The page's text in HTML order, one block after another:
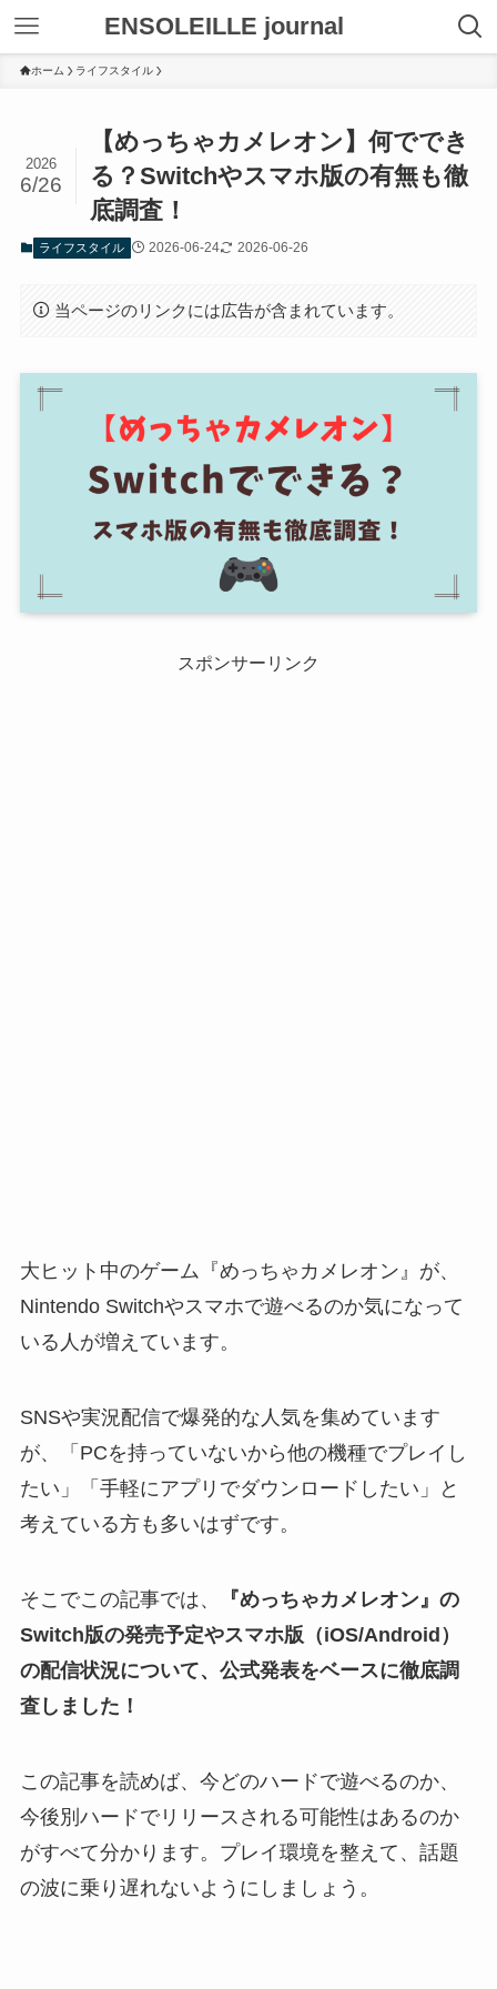
ENSOLEILLE journal
ホーム ライフスタイル
【めっちゃカメレオン】何ででき
る？Switchやスマホ版の有無も徹
底調査！
2026
6/26
ライフスタイル 2026-06-24 2026-06-26
当ページのリンクには広告が含まれています。
スポンサーリンク
大ヒット中のゲーム『めっちゃカメレオン』が、
Nintendo Switchやスマホで遊べるのか気になって
いる人が増えています。
SNSや実況配信で爆発的な人気を集めています
が、「PCを持っていないから他の機種でプレイし
たい」「手軽にアプリでダウンロードしたい」と
考えている方も多いはずです。
そこでこの記事では、
『めっちゃカメレオン』の
Switch版の発売予定やスマホ版（iOS/Android）
の配信状況について、公式発表をベースに徹底調
査しました！
この記事を読めば、今どのハードで遊べるのか、
今後別ハードでリリースされる可能性はあるのか
がすべて分かります。プレイ環境を整えて、話題
の波に乗り遅れないようにしましょう。